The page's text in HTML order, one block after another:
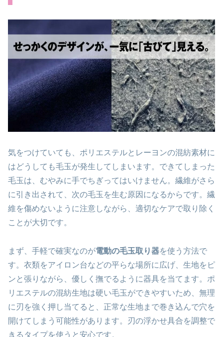
気をつけていても、ポリエステルとレーヨンの混紡素材に
はどうしても毛玉が発生してしまいます。できてしまった
毛玉は、むやみに手でちぎってはいけません。繊維がさら
に引き出されて、次の毛玉を生む原因になるからです。繊
維を傷めないように注意しながら、適切なケアで取り除く
ことが大切です。
まず、手軽で確実なのが電動の毛玉取り器を使う方法で
す。衣類をアイロン台などの平らな場所に広げ、生地をピ
ンと張りながら、優しく撫でるように器具を当てます。ポ
リエステルの混紡生地は硬い毛玉ができやすいため、無理
に刃を強く押し当てると、正常な生地まで巻き込んで穴を
開けてしまう可能性があります。刃の浮かせ具合を調整で
きるタイプを使うと安心です。